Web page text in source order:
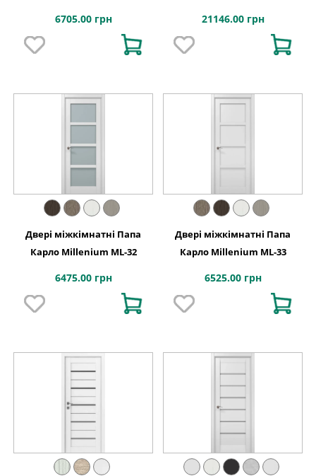
6705.00 грн 21146.00 грн
Двері міжкімнатні Папа
Карло Millenium ML-32
6475.00 грн
Двері міжкімнатні Папа
Карло Millenium ML-33
6525.00 грн